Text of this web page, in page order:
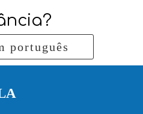
português